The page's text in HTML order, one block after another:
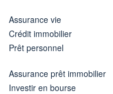
Assurance vie
Crédit immobilier
Prêt personnel
Assurance prêt immobilier
Investir en bourse